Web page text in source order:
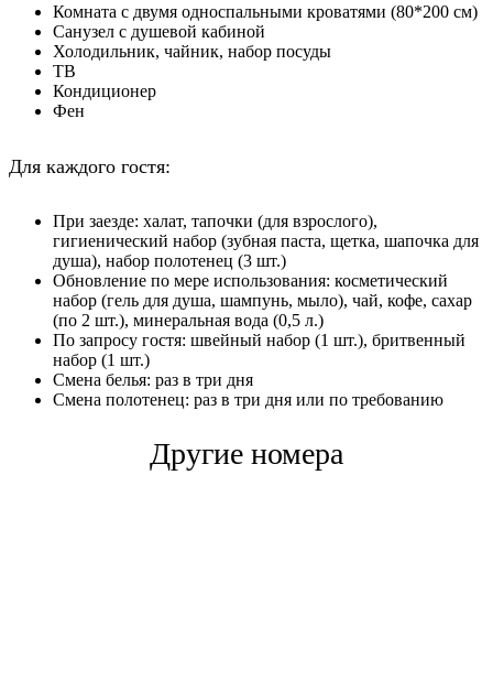
Комната с двумя односпальными кроватями (80*200 см)
Санузел с душевой кабиной
Холодильник, чайник, набор посуды
ТВ
Кондиционер
Фен
Для каждого гостя:
При заезде: халат, тапочки (для взрослого),
гигиенический набор (зубная паста, щетка, шапочка для
душа), набор полотенец (3 шт.)
Обновление по мере использования: косметический
набор (гель для душа, шампунь, мыло), чай, кофе, сахар
(по 2 шт.), минеральная вода (0,5 л.)
По запросу гостя: швейный набор (1 шт.), бритвенный
набор (1 шт.)
Смена белья: раз в три дня
Смена полотенец: раз в три дня или по требованию
Другие номера